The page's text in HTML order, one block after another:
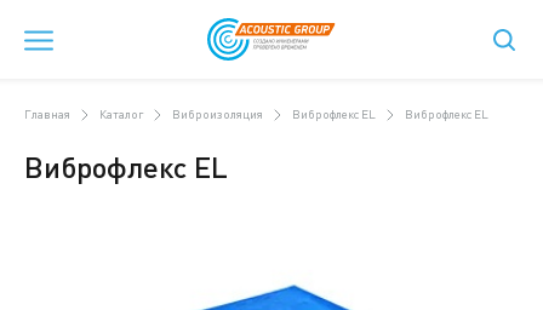
Главная Каталог Виброизоляция Виброфлекс EL Виброфлекс EL
Виброфлекс EL